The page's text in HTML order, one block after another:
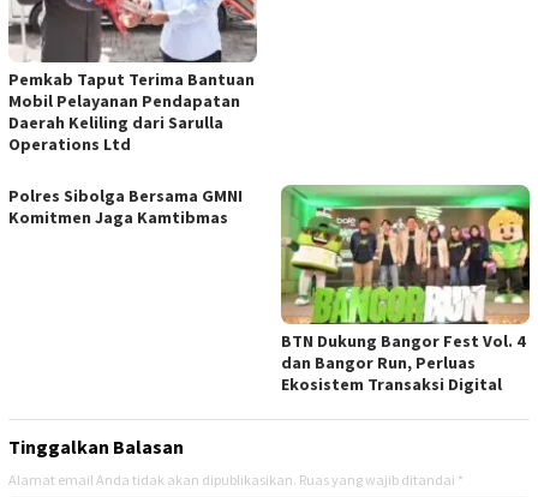
Pemkab Taput Terima Bantuan
Mobil Pelayanan Pendapatan
Daerah Keliling dari Sarulla
Operations Ltd
Polres Sibolga Bersama GMNI
Komitmen Jaga Kamtibmas
BTN Dukung Bangor Fest Vol. 4
dan Bangor Run, Perluas
Ekosistem Transaksi Digital
Tinggalkan Balasan
Alamat email Anda tidak akan dipublikasikan. Ruas yang wajib ditandai *